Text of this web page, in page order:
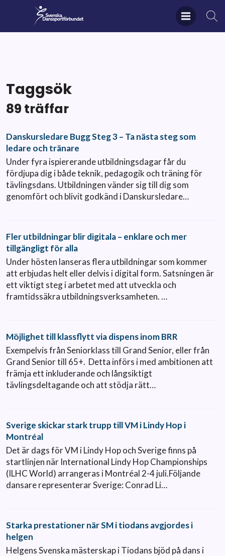
Taggsök
89 träffar
Danskursledare Bugg Steg 3 – Ta nästa steg som
ledare och tränare
Under fyra ispiererande utbildningsdagar får du
fördjupa dig i både teknik, pedagogik och träning för
tävlingsdans. Utbildningen vänder sig till dig som
genomfört och blivit godkänd i Danskursledare…
Fler utbildningar blir digitala – enklare och mer
tillgängligt för alla
Under hösten lanseras flera utbildningar som kommer
att erbjudas helt eller delvis i digital form. Satsningen är
ett viktigt steg i arbetet med att utveckla och
framtidssäkra utbildningsverksamheten. …
Möjlighet till klassflytt via dispens inom BRR
Exempelvis från Seniorklass till Grand Senior, eller från
Grand Senior till 65+. Detta införs i med ambitionen att
främja ett inkluderande och långsiktigt
tävlingsdeltagande och att stödja rätt…
Sverige skickar stark trupp till VM i Lindy Hop i
Montréal
Det är dags för VM i Lindy Hop och Sverige finns på
startlinjen när International Lindy Hop Championships
(ILHC World) arrangeras i Montréal 2-4 juli.Följande
dansare representerar Sverige: Conrad Li…
Starka prestationer när SM i tiodans avgjordes i
helgen
Helgens Svenska mästerskap i Tiodans bjöd på dans i